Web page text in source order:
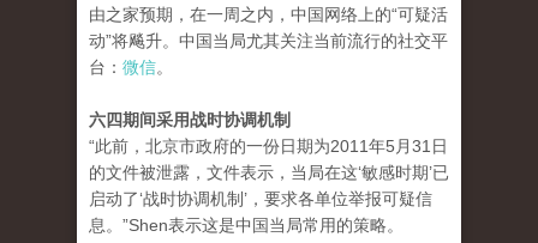
由之家预期，在一周之内，中国网络上的“可疑活
动”将飚升。中国当局尤其关注当前流行的社交平
台： 微信。
六四期间采用战时协调机制
“此前，北京市政府的一份日期为2011年5月31日
的文件被泄露，文件表示，当局在这‘敏感时期’已
启动了‘战时协调机制’，要求各单位举报可疑信
息。”Shen表示这是中国当局常用的策略。